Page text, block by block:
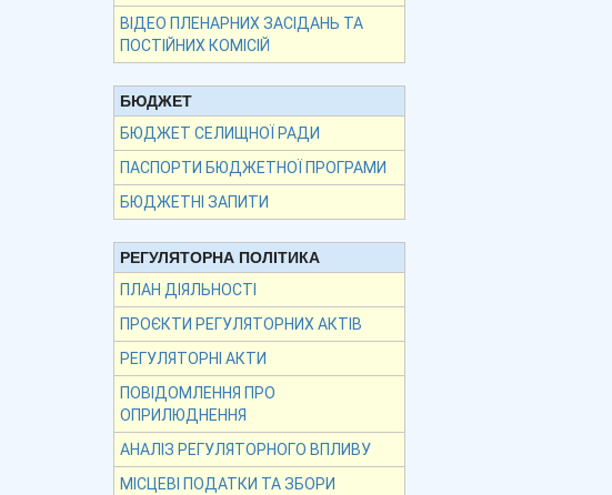
ВІДЕО ПЛЕНАРНИХ ЗАСІДАНЬ ТА
ПОСТІЙНИХ КОМІСІЙ
БЮДЖЕТ
БЮДЖЕТ СЕЛИЩНОЇ РАДИ
ПАСПОРТИ БЮДЖЕТНОЇ ПРОГРАМИ
БЮДЖЕТНІ ЗАПИТИ
РЕГУЛЯТОРНА ПОЛІТИКА
ПЛАН ДІЯЛЬНОСТІ
ПРОЄКТИ РЕГУЛЯТОРНИХ АКТІВ
РЕГУЛЯТОРНІ АКТИ
ПОВІДОМЛЕННЯ ПРО
ОПРИЛЮДНЕННЯ
АНАЛІЗ РЕГУЛЯТОРНОГО ВПЛИВУ
МІСЦЕВІ ПОДАТКИ ТА ЗБОРИ